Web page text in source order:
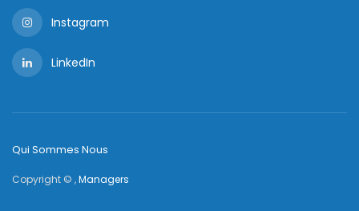
Instagram
LinkedIn
Qui Sommes Nous
Copyright © ,Managers